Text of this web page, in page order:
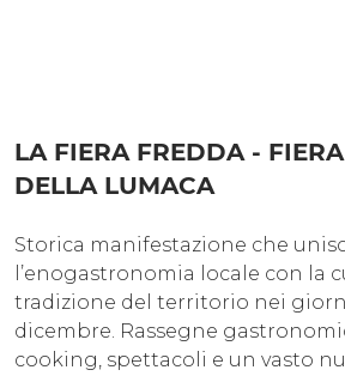
LA FIERA FREDDA -
DELLA LUMACA
Storica manifestazione che
l’enogastronomia locale con la
tradizione del territorio nei
dicembre. Rassegne
cooking, spettacoli e un vasto